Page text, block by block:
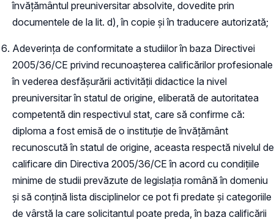
învățământul preuniversitar absolvite, dovedite prin
documentele de la lit. d), în copie și în traducere autorizată;
Adeverința de conformitate a studiilor în baza Directivei
2005/36/CE privind recunoașterea calificărilor profesionale
în vederea desfășurării activității didactice la nivel
preuniversitar în statul de origine, eliberată de autoritatea
competentă din respectivul stat, care să confirme că:
diploma a fost emisă de o instituție de învățământ
recunoscută în statul de origine, aceasta respectă nivelul de
calificare din Directiva 2005/36/CE în acord cu condițiile
minime de studii prevăzute de legislația română în domeniu
și să conțină lista disciplinelor ce pot fi predate și categoriile
de vârstă la care solicitantul poate preda, în baza calificării